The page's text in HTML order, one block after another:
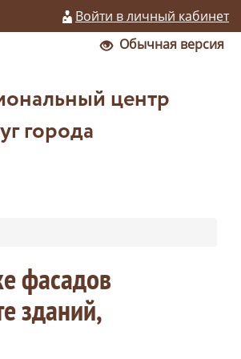
Войти в личный кабинет
Обычная версия
центр
города
фасадов
зданий,